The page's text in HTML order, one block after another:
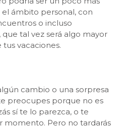
ámbito personal, con
o incluso
que tal vez será algo mayor
tus vacaciones.
cambio o una sorpresa
preocupes porque no es
sí te lo parezca, o te
momento. Pero no tardarás